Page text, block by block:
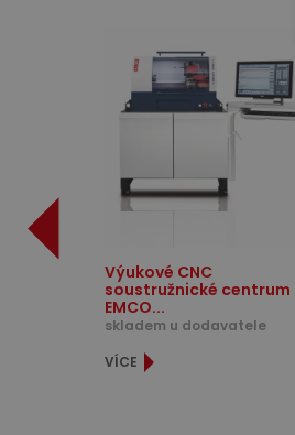
Výukové CNC
soustružnické centrum
EMCO...
skladem u dodavatele
VÍCE